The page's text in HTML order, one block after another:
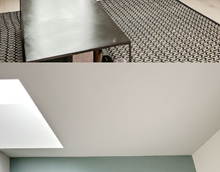
PRÉSENTATION DU BIEN
A VENDRE PARIS 16EME - FOCH - COUP DE COEUR -
Situé rue Chalgrin, au 6ème et dernier étage avec
nous vous proposons ce superbe appartement
d'architecte entièrement rénové et vendu meublé d'une
surface de 37,20m2 habitable composé d'une magnique
pièce à vivre, d'une cuisine ouverte équipée, d'une
chambre, d'une salle de douche avec wc.Appartement
offrant un magnifique plan et une décoration soignée,
baigné de lumière avec de très belles vue dégagées!